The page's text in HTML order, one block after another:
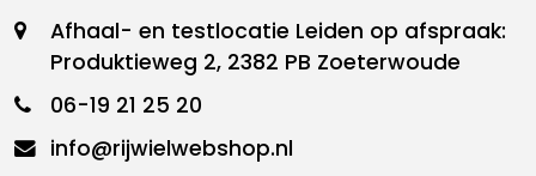
Afhaal- en testlocatie Leiden op afspraak:
Produktieweg 2, 2382 PB Zoeterwoude
06-19 21 25 20
info@rijwielwebshop.nl